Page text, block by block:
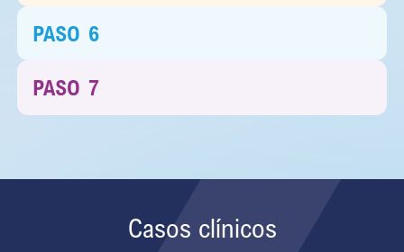
6
PASO
7
PASO
Casos clínicos